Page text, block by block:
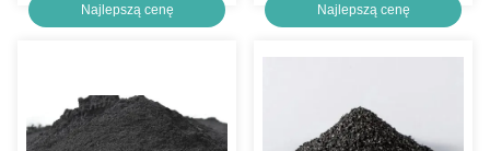
Najlepszą cenę
Najlepszą cenę